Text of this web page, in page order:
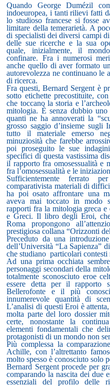
Quando George Dumézil
indoeuropea, i tanti rilievi fatti
lo studioso francese si fosse
limitare della temerarietà. A
di specialisti dei diversi campi
delle sue ricerche e la sua
quale, inizialmente, il
confinare. Fra i numerosi
anche quello di aver formato
autorevolezza ne continuano le
di ricerca.
Fra questi, Bernard Sergent è
sotto etichette precostituite,
che toccano la storia e
mitologia. È senza dubbio
quanti ne ha annoverati la
grosso saggio d’insieme sugli
tutto il materiale emerso
minuziosità che farebbe
poi proseguito le sue
specifici di questa vastissima
il rapporto fra omosessualità
fra l’omosessualità e le
Sufficientemente ferrato
comparativista materiali di
ha poi osato affrontare una
aveva mai toccato in modo
rapporti fra la mitologia greca
e Greci. Il libro degli Eroi,
Roma propongono
prestigiosa collana “Orizzonti
Preceduto da una
dell’Università “La Sapienza”
che studiano particolari
Ad una prima occhiata
personaggi secondari della
totalmente sconosciuto eroe
essere detta per il rapporto
Bellerofonte e il più
innumerevole quantità di
L’analisi di questi Eroi è
molta parte del loro dossier
certe, nonostante la
elementi fondamentali che
protagonisti di un mondo non
Più complessa la
Achille, con l’altrettanto
molto spesso è conosciuto solo
Bernard Sergent procede per
comparando la nascita dei due
essenziali del profilo delle